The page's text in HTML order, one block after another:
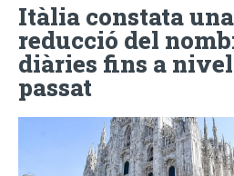
Itàlia constata
reducció del
diàries fins a
passat